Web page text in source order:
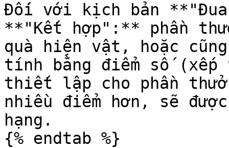
Đối với kịch bản
**"Kết hợp":** phần
quà hiện vật, hoặc
tính bằng điểm số (xếp
thiết lập cho phần
nhiều điểm hơn, sẽ
hạng.
{% endtab %}